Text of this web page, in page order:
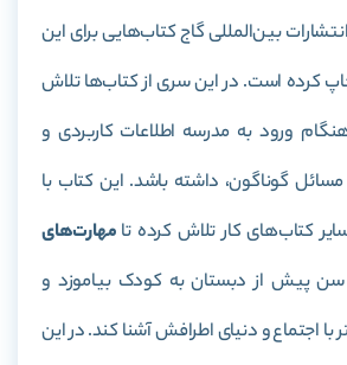
بین‌المللی گاج کتاب‌هایی برای این
کرده است. در این سری از کتاب‌ها تلاش
ورود به مدرسه اطلاعات کاربردی و
گوناگون، داشته باشد. این کتاب با
کتاب‌های کار تلاش کرده تا مهارت‌های
سن پیش از دبستان به کودک بیاموزد و
اجتماع و دنیای اطرافش آشنا کند. در این